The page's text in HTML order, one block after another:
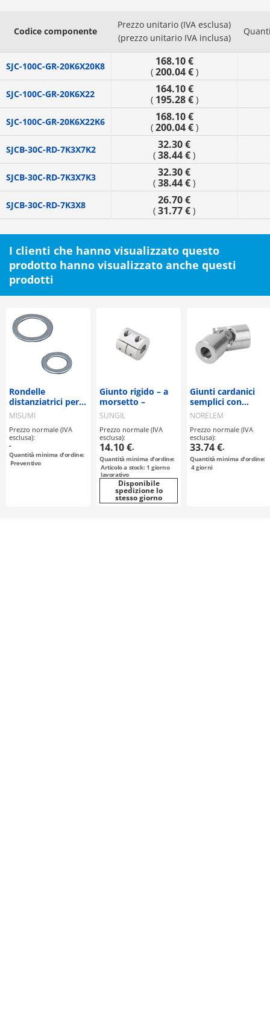
Codice componente
Prezzo unitario (IVA esclusa)
(prezzo unitario IVA inclusa)
SJC-100C-GR-20K6X20K8 168.10 €
( 200.04 €)
SJC-100C-GR-20K6X22 164.10 €
( 195.28 €)
SJC-100C-GR-20K6X22K6 168.10 €
( 200.04 €)
SJCB-30C-RD-7K3X7K2 32.30 €
( 38.44 € )
SJCB-30C-RD-7K3X7K3 32.30 €
( 38.44 € )
SJCB-30C-RD-7K3X8 26.70 €
( 31.77 € )
I clienti che hanno visualizzato questo
prodotto hanno visualizzato anche questi
prodotti
Rondelle
distanziatrici per
bulloni di fissaggio
MISUMI
Prezzo normale (IVA
esclusa):
-
Quantità minima d'ordine:
Preventivo
Giunto rigido – a
morsetto –
SUNGIL
Prezzo normale (IVA
esclusa):
14.10 €-
Quantità minima d'ordine:
Articolo a stock: 1 giorno
lavorativo
Disponibile
spedizione lo
stesso giorno
Giunti cardanici
semplici con
cuscinetto radente
DIN 808 (23403)
NORELEM
Prezzo normale (IVA
esclusa):
33.74 €-
Quantità minima d'ordine:
4giorni